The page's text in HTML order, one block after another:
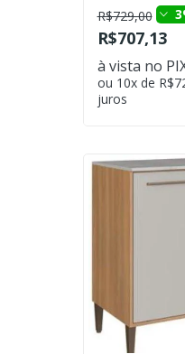
R$729,00
R$707,13
à vista no
ou 10x de
juros